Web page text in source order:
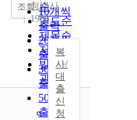
순
연도순
제목순
저자순
발행기
관순
10개씩
출력
20개씩
출력
30개씩
출력
50개씩
출력
조회청년사
1988
복
사/
대
출
신
청